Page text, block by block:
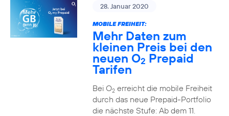
28. Januar 2020
MOBILE FREIHEIT:
Mehr Daten zum
kleinen Preis bei den
neuen O2 Prepaid
Tarifen
Bei O2erreicht die mobile Freiheit
durch das neue Prepaid-Portfolio
die nächste Stufe: Ab dem 11.